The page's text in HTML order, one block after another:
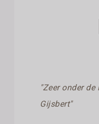
"Zeer onder
Gijsbert"